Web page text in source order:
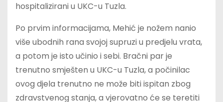
hospitalizirani u UKC-u Tuzla.
Po prvim informacijama, Mehić je nožem nanio
više ubodnih rana svojoj supruzi u predjelu vrata,
a potom je isto učinio i sebi. Bračni par je
trenutno smješten u UKC-u Tuzla, a počinilac
ovog djela trenutno ne može biti ispitan zbog
zdravstvenog stanja, a vjerovatno će se teretiti